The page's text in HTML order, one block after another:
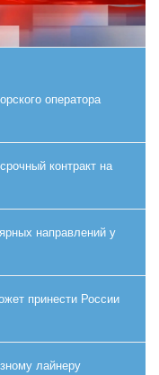
оператора
контракт на
направлений у
принести России
лайнеру